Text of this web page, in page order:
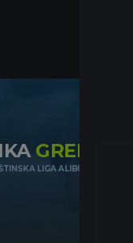
GREDA
LIGA ALIBUNAR-